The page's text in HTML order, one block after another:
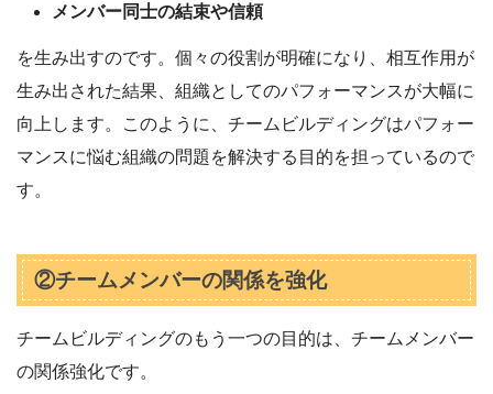
メンバー同士の結束や信頼
を生み出すのです。個々の役割が明確になり、相互作用が
生み出された結果、組織としてのパフォーマンスが大幅に
向上します。このように、チームビルディングはパフォー
マンスに悩む組織の問題を解決する目的を担っているので
す。
②チームメンバーの関係を強化
チームビルディングのもう一つの目的は、チームメンバー
の関係強化です。